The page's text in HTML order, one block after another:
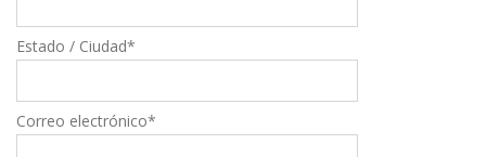
Estado / Ciudad*
Correo electrónico*